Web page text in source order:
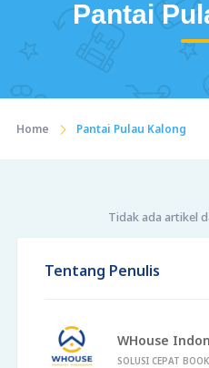
Pantai
Home Pantai Pulau Kalong
Tidak ada artikel
Tentang Penulis
WHouse
SOLUSI CEPAT